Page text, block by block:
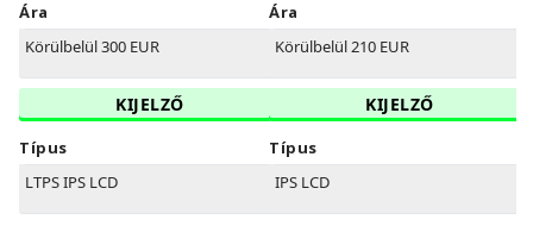
Ára
Körülbelül 300 EUR
KIJELZŐ
Típus
LTPS IPS LCD
Ára
Körülbelül 210 EUR
KIJELZŐ
Típus
IPS LCD